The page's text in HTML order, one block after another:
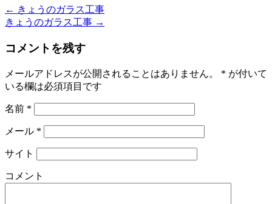
← きょうのガラス工事
きょうのガラス工事 →
コメントを残す
メールアドレスが公開されることはありません。 * が付いて
いる欄は必須項目です
名前 *
メール *
サイト
コメント